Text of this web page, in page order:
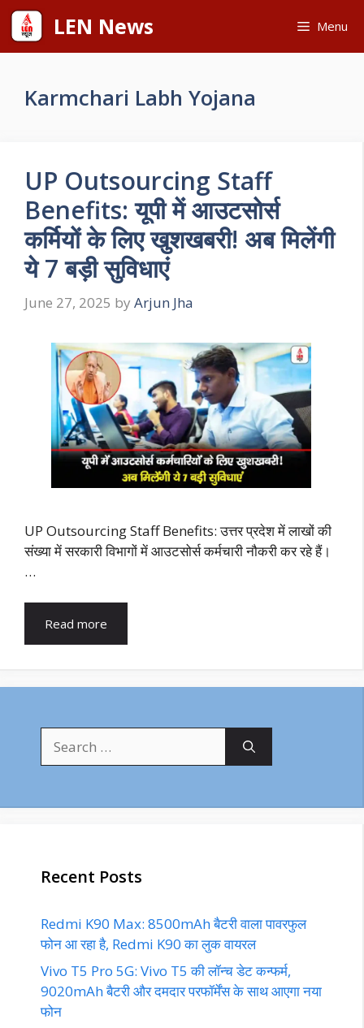
Skip
content
LEN News Menu
Karmchari Labh Yojana
UP Outsourcing Staff
Benefits: यूपी में आउटसोर्स
कर्मियों के लिए खुशखबरी! अब मिलेंगी
ये 7 बड़ी सुविधाएं
June 27, 2025 by Arjun Jha
UP Outsourcing Staff Benefits: उत्तर प्रदेश में लाखों की
संख्या में सरकारी विभागों में आउटसोर्स कर्मचारी नौकरी कर रहे हैं।
…
Read more
for:
Recent Posts
Redmi K90 Max: 8500mAh बैटरी वाला पावरफुल
फोन आ रहा है, Redmi K90 का लुक वायरल
Vivo T5 Pro 5G: Vivo T5 की लॉन्च डेट कन्फर्म,
9020mAh बैटरी और दमदार परफॉर्मेंस के साथ आएगा नया
फोन